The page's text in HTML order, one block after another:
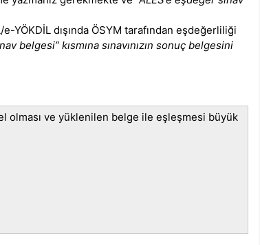
YÖKDİL dışında ÖSYM tarafından eşdeğerliliği
belgesi” kısmına sınavınızın sonuç belgesini
olması ve yüklenilen belge ile eşleşmesi büyük